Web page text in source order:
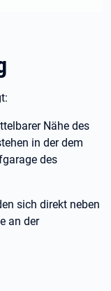
Nähe des
in der dem
des
sich direkt neben
an der